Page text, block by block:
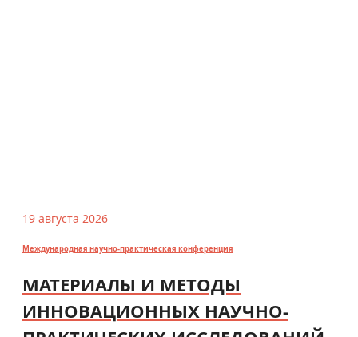
19 августа 2026
Международная научно-практическая конференция
МАТЕРИАЛЫ И МЕТОДЫ
ИННОВАЦИОННЫХ НАУЧНО-